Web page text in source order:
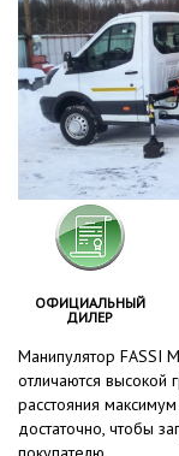
ОФИЦИАЛЬНЫЙ
ДИЛЕР
Манипулятор FASSI
отличаются высокой
расстояния
достаточно, чтобы